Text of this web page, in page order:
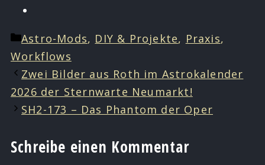
Kategorien
Astro-Mods, DIY & Projekte, Praxis,
Workflows
Zwei Bilder aus Roth im Astrokalender
2026 der Sternwarte Neumarkt!
SH2-173 – Das Phantom der Oper
Schreibe einen Kommentar